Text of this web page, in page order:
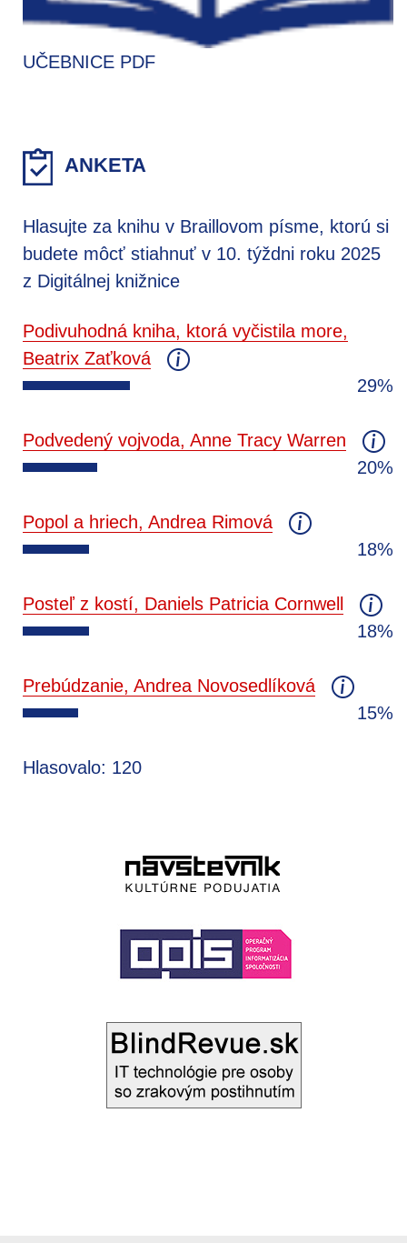
UČEBNICE PDF
ANKETA
Hlasujte za knihu v Braillovom písme, ktorú si
budete môcť stiahnuť v 10. týždni roku 2025
z Digitálnej knižnice
Podivuhodná kniha, ktorá vyčistila more,
Beatrix Zaťková
29%
Podvedený vojvoda, Anne Tracy Warren
20%
Popol a hriech, Andrea Rimová
18%
Posteľ z kostí, Daniels Patricia Cornwell
18%
Prebúdzanie, Andrea Novosedlíková
15%
Hlasovalo: 120